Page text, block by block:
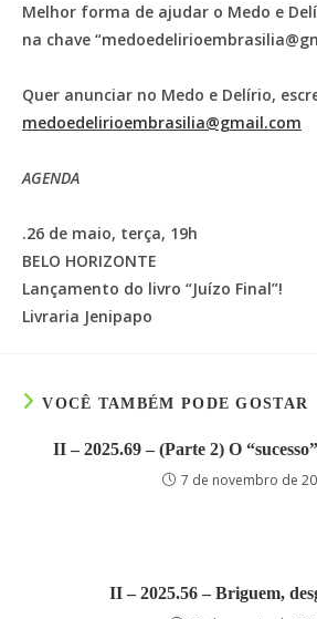
Melhor forma de ajudar o Medo e
na chave
Quer anunciar no Medo e Delírio,
medoedelirioembrasilia@gmail.com
AGENDA
.26 de maio, terça, 19h
BELO HORIZONTE
Lançamento do livro “Juízo Final”!
Livraria Jenipapo
VOCÊ TAMBÉM PODE GOSTAR
II – 2025.69 – (Parte 2) O
7 de novembro de
II – 2025.56 – Briguem,